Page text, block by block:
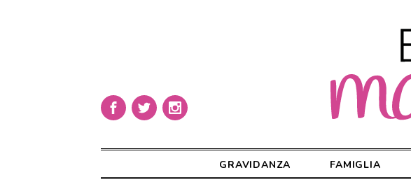
GRAVIDANZA FAMIGLIA